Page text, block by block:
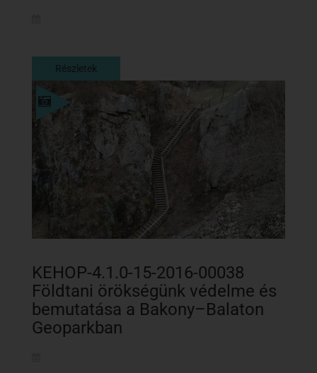
Részletek
Részletek
KEHOP-4.1.0-15-2016-00038
Földtani örökségünk védelme és
bemutatása a Bakony–Balaton
Geoparkban